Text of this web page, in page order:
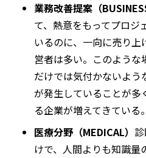
業務改善提案（
て、熱意をもってプロジ
いるのに、一向に売り
営者は多い。このよう
だけでは気付かないよう
が発生していることが多
る企業が増えてきている。
医療分野（MEDICAL）
けで、人間よりも知識